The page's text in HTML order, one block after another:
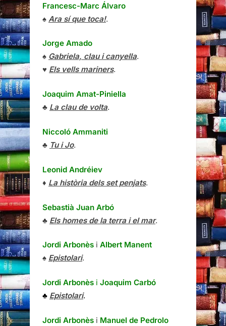
Francesc-Marc Álvaro
♠ Ara sí que toca!.
Jorge Amado
♠ Gabriela, clau i canyella.
♥ Els vells mariners.
Joaquim Amat-Piniella
♣ La clau de volta.
Niccoló Ammaniti
♣ Tu i Jo.
Leonid Andréiev
♦ La història dels set penjats.
Sebastià Juan Arbó
♣ Els homes de la terra i el mar.
Jordi Arbonès i Albert Manent
♠ Epistolari.
Jordi Arbonès i Joaquim Carbó
♣ Epistolari.
Jordi Arbonès i Manuel de Pedrolo